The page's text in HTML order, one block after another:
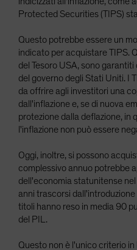
Protected Securities (TIPS)
Questo potrebbe essere un
indicato per acquistare TIPS.
del Tesoro USA, sono
del governo degli Stati Uniti. I
da offrire agli investitori una
dall'inflazione e, se di nuova
protezione dalla deflazione, in
l'inflazione non può essere
Oggi, inoltre, si possono
complessivo annuo potrebbe
dell'economia statunitense
anni trascorsi
titoli hanno reso in media 90
del PIL.
Questo non è l'unico criterio in